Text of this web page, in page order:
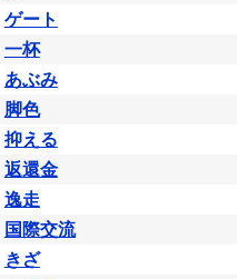
ゲート
一杯
あぶみ
脚色
抑える
返還金
逸走
国際交流
きざ